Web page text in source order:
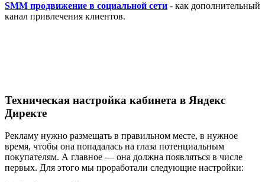
SMM продвижение в социальной сети - как дополнительный
канал привлечения клиентов.
Техническая настройка кабинета в Яндекс
Директе
Рекламу нужно размещать в правильном месте, в нужное
время, чтобы она попадалась на глаза потенциальным
покупателям. А главное — она должна появляться в числе
первых. Для этого мы проработали следующие настройки: